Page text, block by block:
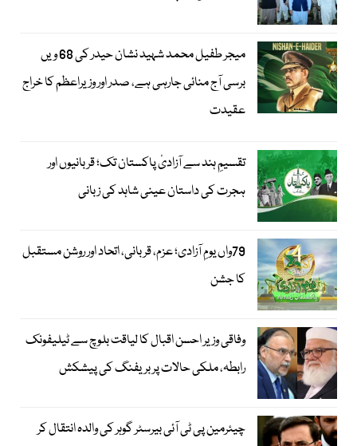
میجر طفیل محمد شہید نشان حیدر کی 68 ویں
برسی آج منائی جارہی ہے، صدر اور وزیراعظم کا خراج
عقیدت
تقسیمِ ہند سے آزادیٔ پاکستان تک؛ قربانیوں اور
ہجرت کی داستان عینی شاہد کی زبانی
79واں یومِ آزادی؛ عزم، قربانی، اتحاد اور روشن مستقبل
کا جشن
وفاقی وزیر احسن اقبال کا لیاقت بلوچ سے ٹیلیفونک
رابطہ، ملکی حالات پر بریفنگ کی پیشکش
چیئرمین پی ٹی آئی بیرسٹر گوہر کی والدہ انتقال کر